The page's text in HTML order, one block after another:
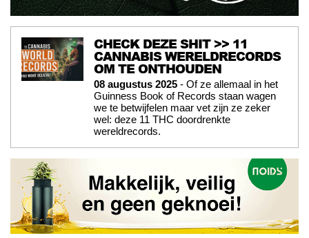
CHECK DEZE SHIT >> 11
CANNABIS WERELDRECORDS
OM TE ONTHOUDEN
08 augustus 2025 - Of ze allemaal in het
Guinness Book of Records staan wagen
we te betwijfelen maar vet zijn ze zeker
wel: deze 11 THC doordrenkte
wereldrecords.